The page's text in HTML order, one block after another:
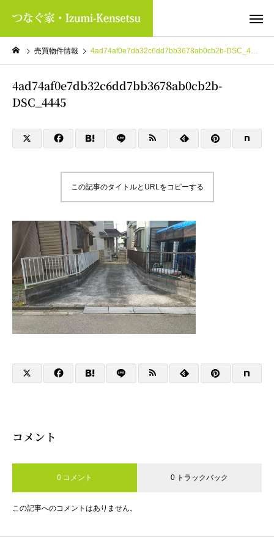
売買物件情報 4ad74af0e7db32c6dd7bb3678ab0cb2b-DSC_4445
4ad74af0e7db32c6dd7bb3678ab0cb2b-
DSC_4445
この記事のタイトルとURLをコピーする
コメント
0 コメント 0 トラックバック
この記事へのコメントはありません。